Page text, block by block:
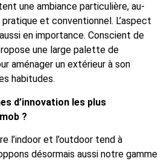
une ambiance particulière, au-
et conventionnel. L’aspect
en importance. Conscient de
une large palette de
aménager un extérieur à son
habitudes.
d’innovation les plus
?
l’indoor et l’outdoor tend à
désormais aussi notre gamme